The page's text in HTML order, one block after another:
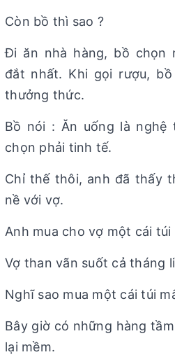
Còn bồ thì sao ?
Đi ăn nhà hàng, bồ chọn
đắt nhất. Khi gọi rượu,
thưởng thức.
Bồ nói : Ăn uống là nghệ
chọn phải tinh tế.
Chỉ thế thôi, anh đã thấy
nề với vợ.
Anh mua cho vợ một cái túi
Vợ than vãn suốt cả tháng
Nghĩ sao mua một cái túi
Bây giờ có những hàng
lại mềm.